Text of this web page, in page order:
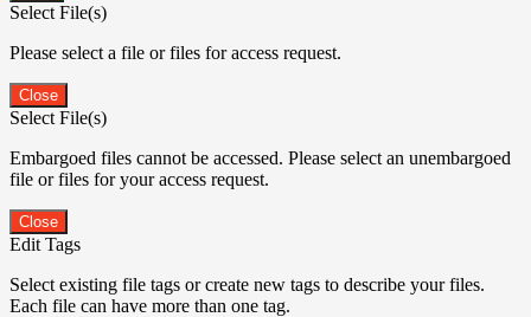
Select File(s)
Please select a file or files for access request.
Close
Select File(s)
Embargoed files cannot be accessed. Please select an unembargoed
file or files for your access request.
Close
Edit Tags
Select existing file tags or create new tags to describe your files.
Each file can have more than one tag.